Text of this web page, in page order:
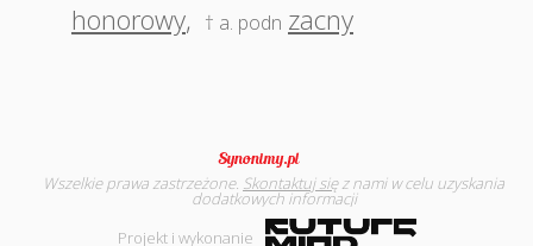
honorowy, † a. podn zacny
Wszelkie prawa zastrzeżone. Skontaktuj sięz nami w celu uzyskania
dodatkowych informacji
Projekt i wykonanie